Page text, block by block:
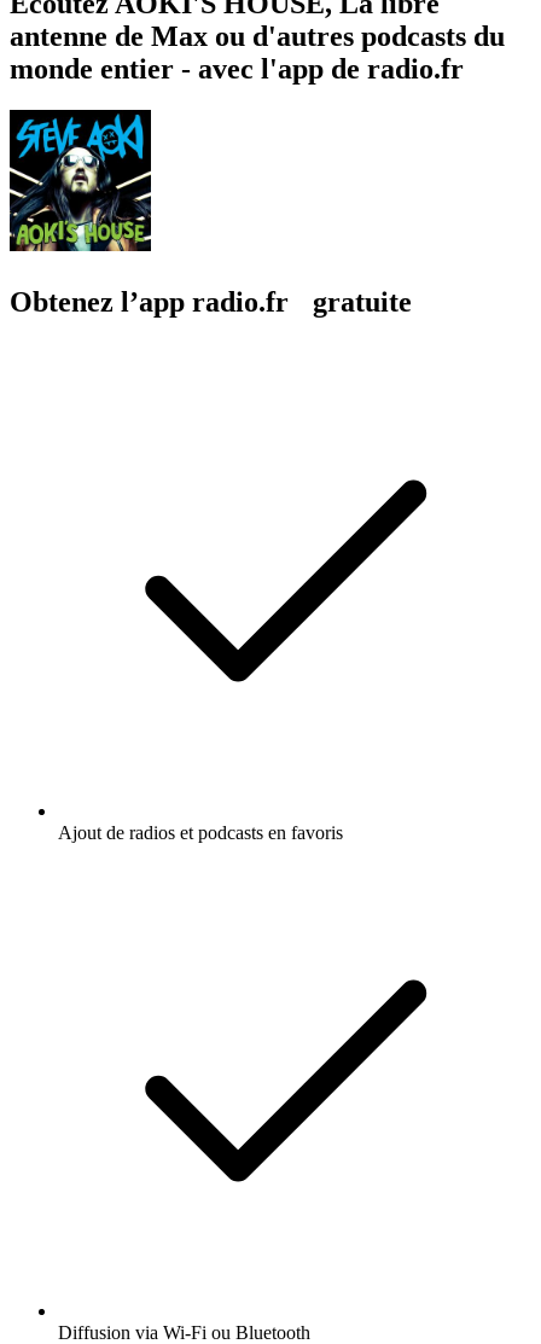
antenne de Max ou d'autres podcasts du
monde entier - avec l'app de radio.fr
Obtenez l’app radio.fr gratuite
Ajout de radios et podcasts en favoris
Diffusion via Wi-Fi ou Bluetooth